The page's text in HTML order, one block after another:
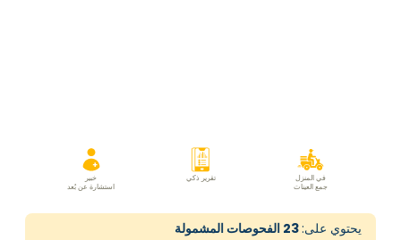
في المنزل
جمع العينات
تقرير ذكي
خبير
استشارة عن بُعد
يحتوي على:23 الفحوصات المشمولة